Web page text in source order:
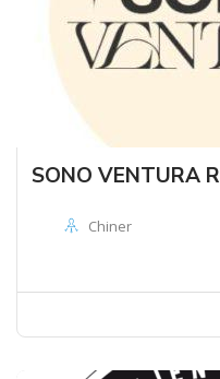
SONO VENTURA
Chiner